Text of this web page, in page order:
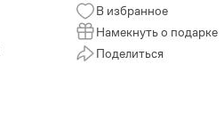
В избранное
Намекнуть о подарке
Поделиться